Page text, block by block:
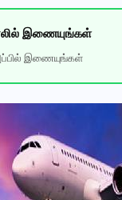
இணையுங்கள்
இணையுங்கள்